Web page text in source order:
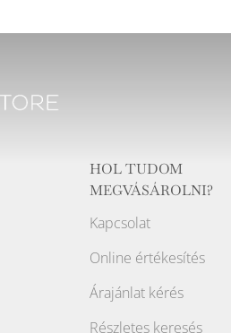
HOL TUDOM
MEGVÁSÁROLNI?
Kapcsolat
Online értékesítés
Árajánlat kérés
Részletes keresés